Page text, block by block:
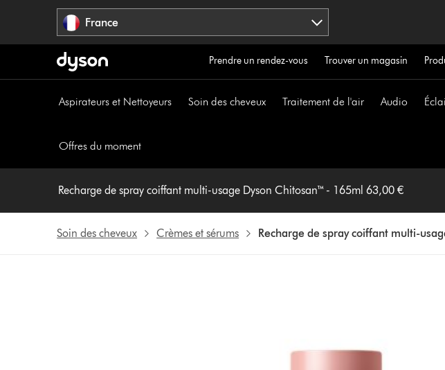
France
Prendre un rendez-vous Trouver un magasin
Aspirateurs et Nettoyeurs Soin des cheveux Traitement de l'air Audio
Offres du moment
Recharge de spray coiffant multi-usage Dyson Chitosan™ - 165ml 63,00 €
Soin des cheveux Crèmes et sérums Recharge de spray coiffant multi-